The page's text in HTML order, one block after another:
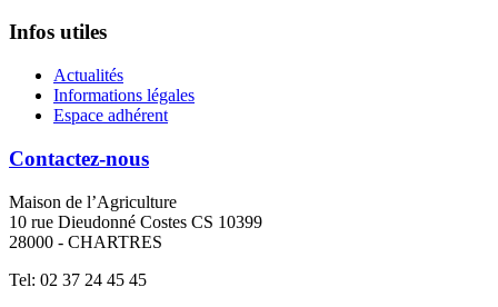
Infos utiles
Actualités
Informations légales
Espace adhérent
Contactez-nous
Maison de l’Agriculture
10 rue Dieudonné Costes CS 10399
28000 - CHARTRES
Tel: 02 37 24 45 45